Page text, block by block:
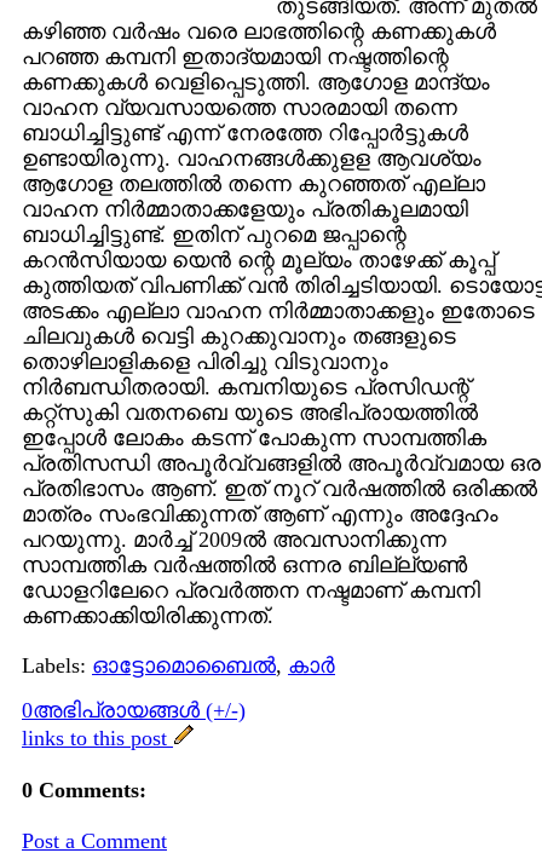
തുടങ്ങിയത്. അന്ന് മുതല്‍
കഴിഞ്ഞ വര്‍ഷം വരെ ലാഭത്തിന്റെ കണക്കുകള്‍
പറഞ്ഞ കമ്പനി ഇതാദ്യമായി നഷ്ടത്തിന്റെ
കണക്കുകള്‍ വെളിപ്പെടുത്തി. ആഗോള മാന്ദ്യം
വാഹന വ്യവസായത്തെ സാരമായി തന്നെ
ബാധിച്ചിട്ടുണ്ട് എന്ന്‍ നേരത്തേ റിപ്പോര്‍ട്ടുകള്‍
ഉണ്ടായിരുന്നു. വാഹനങ്ങള്‍ക്കുളള ആവശ്യം
ആഗോള തലത്തില്‍ തന്നെ കുറഞ്ഞത് എല്ലാ
വാഹന നിര്‍മ്മാതാക്കളേയും പ്രതികൂലമായി
ബാധിച്ചിട്ടുണ്ട്. ഇതിന് പുറമെ ജപ്പാന്റെ
കറന്‍സിയായ യെന്‍ ന്റെ മൂല്യം താഴേക്ക് കൂപ്പ്
കുത്തിയത് വിപണിക്ക് വന്‍ തിരിച്ചടിയായി.
അടക്കം എല്ലാ വാഹന നിര്‍മ്മാതാക്കളും ഇതോടെ
ചിലവുകള്‍ വെട്ടി കുറക്കുവാനും തങ്ങളുടെ
തൊഴിലാളികളെ പിരിച്ചു വിടുവാനും
നിര്‍ബന്ധിതരായി. കമ്പനിയുടെ പ്രസിഡന്റ്
കറ്റ്സുകി വതനബെ യുടെ അഭിപ്രായത്തില്‍
ഇപ്പോള്‍‍ ലോകം കടന്ന് പോകുന്ന സാമ്പത്തിക
പ്രതിസന്ധി അപൂര്‍‌വ്വങ്ങളില്‍ അപൂര്‍‌വ്വമായ
പ്രതിഭാസം ആണ്. ഇത് നൂറ് വര്‍ഷത്തില്‍ ഒരിക്കല്‍
മാത്രം സംഭവിക്കുന്നത് ആണ് എന്നും അദ്ദേഹം
പറയുന്നു. മാര്‍ച്ച് 2009ല്‍ അവസാനിക്കുന്ന
സാമ്പത്തിക വര്‍ഷത്തില്‍ ഒന്നര ബില്ല്യണ്‍
ഡോളറിലേറെ പ്രവര്‍ത്തന നഷ്ടമാണ് കമ്പനി
കണക്കാക്കിയിരിക്കുന്നത്.
Labels: ഓട്ടോമൊബൈല്‍, കാര്‍
0അഭിപ്രായങ്ങള്‍ (+/-)
links to this post
0 Comments:
Post a Comment